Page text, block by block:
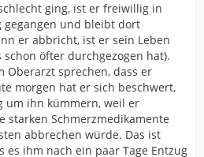
ging, ist er freiwillig in
und bleibt dort
er abbricht, ist er sein Leben
öfter durchgezogen hat).
Oberarzt sprechen, dass er
morgen hat er sich beschwert,
um ihn kümmern, weil er
starken Schmerzmedikamente
abbrechen würde. Das ist
es ihm nach ein paar Tage Entzug